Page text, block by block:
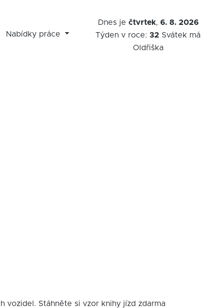
Nabídky práce
Dnes je čtvrtek, 6. 8. 2026
Týden v roce:32 Svátek má
Oldřiška
vozidel. Stáhněte si vzor knihy jízd zdarma